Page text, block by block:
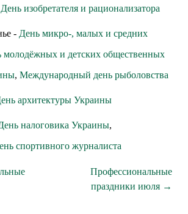
День изобретателя и рационализатора
- День микро-, малых и средних
молодёжных и детских общественных
, Международный день рыболовства
архитектуры Украины
налоговика Украины,
спортивного журналиста
Профессиональные
праздники июля →